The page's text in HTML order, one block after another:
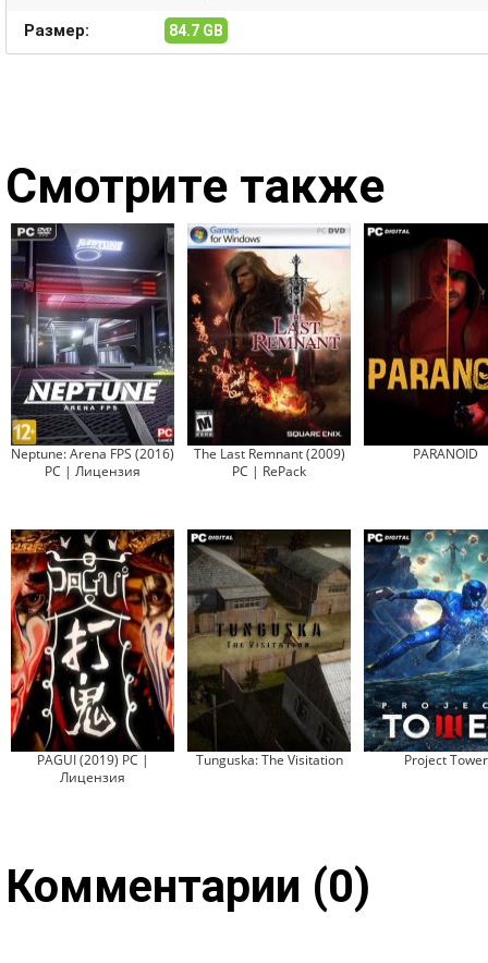
Размер: 84.7 GB
Смотрите также
Neptune: Arena FPS (2016)
PC | Лицензия
The Last Remnant (2009)
PC | RePack
PARANOID
PAGUI (2019) PC |
Лицензия
Tunguska: The Visitation Project Tower
Комментарии (0)